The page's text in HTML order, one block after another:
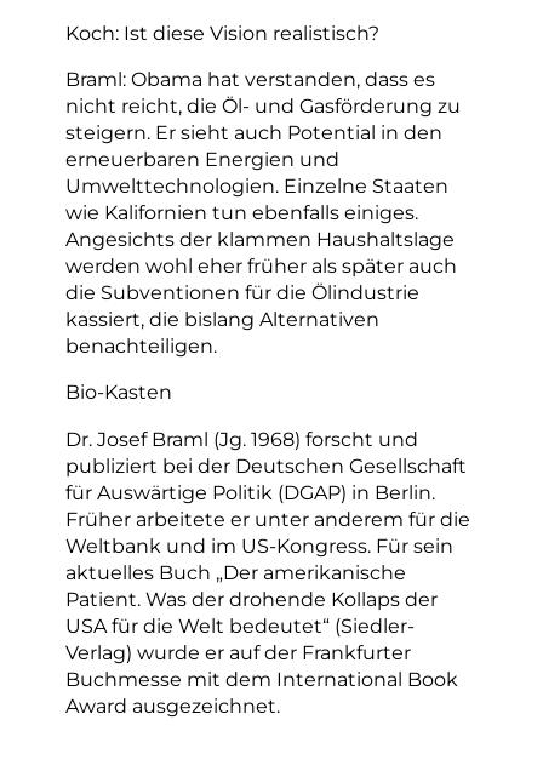
Koch: Ist diese Vision realistisch?
Braml: Obama hat verstanden, dass es
nicht reicht, die Öl- und Gasförderung zu
steigern. Er sieht auch Potential in den
erneuerbaren Energien und
Umwelttechnologien. Einzelne Staaten
wie Kalifornien tun ebenfalls einiges.
Angesichts der klammen Haushaltslage
werden wohl eher früher als später auch
die Subventionen für die Ölindustrie
kassiert, die bislang Alternativen
benachteiligen.
Bio-Kasten
Dr. Josef Braml (Jg. 1968) forscht und
publiziert bei der Deutschen Gesellschaft
für Auswärtige Politik (DGAP) in Berlin.
Früher arbeitete er unter anderem für die
Weltbank und im US-Kongress. Für sein
aktuelles Buch „Der amerikanische
Patient. Was der drohende Kollaps der
USA für die Welt bedeutet“ (Siedler-
Verlag) wurde er auf der Frankfurter
Buchmesse mit dem International Book
Award ausgezeichnet.